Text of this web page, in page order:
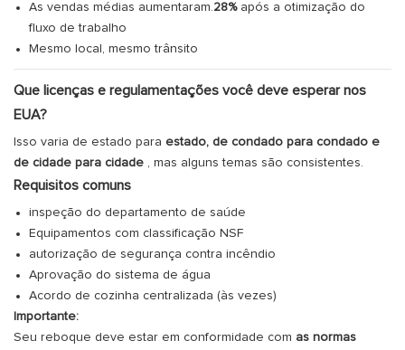
As vendas médias aumentaram.28%após a otimização do
fluxo de trabalho
Mesmo local, mesmo trânsito
Que licenças e regulamentações você deve esperar nos
EUA?
Isso varia de estado para estado, de condado para condado e
de cidade para cidade , mas alguns temas são consistentes.
Requisitos comuns
inspeção do departamento de saúde
Equipamentos com classificação NSF
autorização de segurança contra incêndio
Aprovação do sistema de água
Acordo de cozinha centralizada (às vezes)
Importante:
Seu reboque deve estar em conformidade com as normas